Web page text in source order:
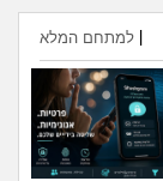
עליי
על הגוף
וכלכלה
למתחם המלא
הוספת טיפ